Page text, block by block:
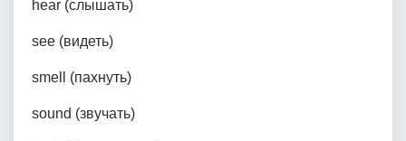
hear (слышать)
see (видеть)
smell (пахнуть)
sound (звучать)